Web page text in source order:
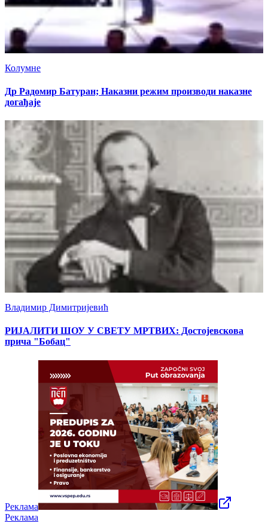
Колумне
Др Радомир Батуран; Наказни режим производи наказне
догађаје
Владимир Димитријевић
РИЈАЛИТИ ШОУ У СВЕТУ МРТВИХ: Достојевскова
прича "Бобац"
Реклама
Реклама